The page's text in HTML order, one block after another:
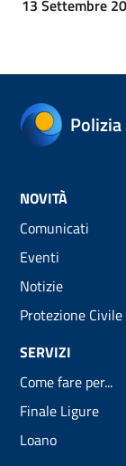
13 Settembre
NOVITÀ
Comunicati
Eventi
Notizie
Protezione Civile
SERVIZI
Come fare per...
Finale Ligure
Loano